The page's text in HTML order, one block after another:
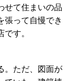
せて住まいの品
張って自慢でき
す。
。ただ、図面が